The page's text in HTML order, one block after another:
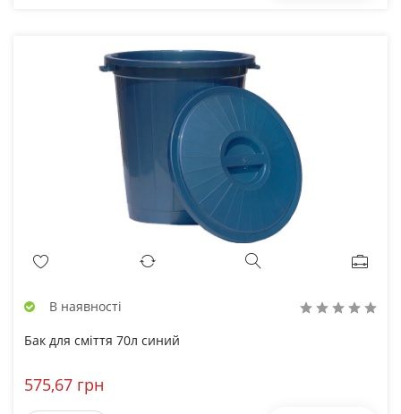
В наявності
Бак для сміття 70л синий
575,67 грн